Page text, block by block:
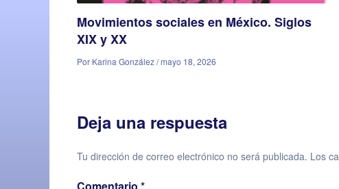
Movimientos sociales en México. Siglos
XIX y XX
Por Karina González / mayo 18, 2026
Deja una respuesta
Tu dirección de correo electrónico no será publicada. Los